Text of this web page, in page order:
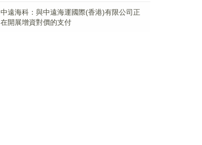
中遠海科：與中遠海運國際(香港)有限公司正
在開展增資對價的支付